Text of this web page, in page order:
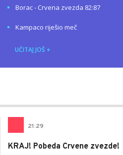
21:29
KRAJ! Pobeda Crvene zvezde!
Borac - Crvena zvezda 82:87
Kampaco riješio meč
UČITAJ JOŠ +